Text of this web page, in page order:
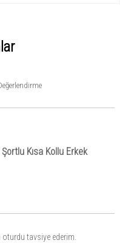
Kısa Kollu Erkek
oturdu tavsiye ederim.